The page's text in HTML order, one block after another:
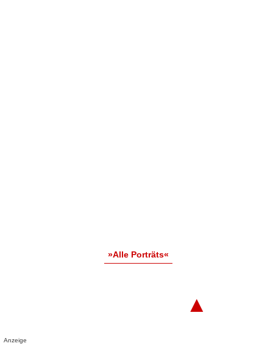
»Alle Porträts«
▲
Anzeige